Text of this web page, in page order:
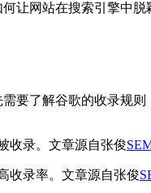
让网站在搜索引擎中
要了解谷歌的收录规则
收录。 文章源自张俊
收录率。 文章源自张俊